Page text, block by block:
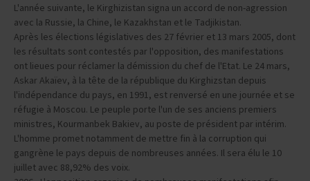
L'année suivante, le Kirghizistan signa un accord de non-agression
avec la Russie, la Chine, le Kazakhstan et le Tadjikistan.
Après les élections législatives des 27 février et 13 mars 2005, dont
les résultats sont contestés par l'opposition, des manifestations
ont lieues pour réclamer la démission du chef de l'Etat. Le 24 mars,
Askar Akaïev, à la tête de la république du Kirghizstan depuis
l'indépendance du pays, en 1991, est renversé en une journée et se
réfugie à Moscou. Le peuple porte l'un de ses anciens premiers
ministres, Kourmanbek Bakiev, au poste de président par intérim.
L'homme promet notamment de mettre fin à la corruption qui
gangrène le pays depuis de nombreuses années. Il sera élu le 10
juillet avec 88,92% des voix.